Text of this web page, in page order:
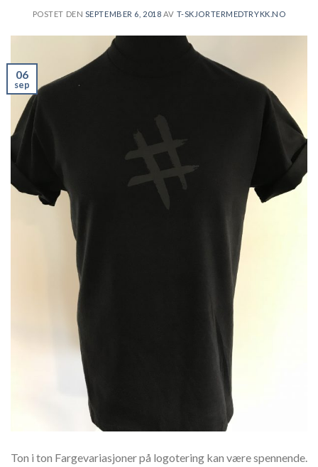
POSTET DEN SEPTEMBER 6, 2018 AV T-SKJORTERMEDTRYKK.NO
06
sep
Ton i ton Fargevariasjoner på logotering kan være spennende.